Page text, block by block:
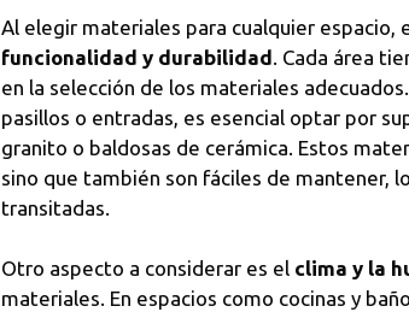
Al elegir materiales para cualquier espacio,
funcionalidad y durabilidad . Cada área
en la selección de los materiales
pasillos o entradas, es esencial optar por
granito o baldosas de cerámica. Estos
sino que también son fáciles de mantener,
transitadas.
Otro aspecto a considerar es el clima y la
materiales. En espacios como cocinas y